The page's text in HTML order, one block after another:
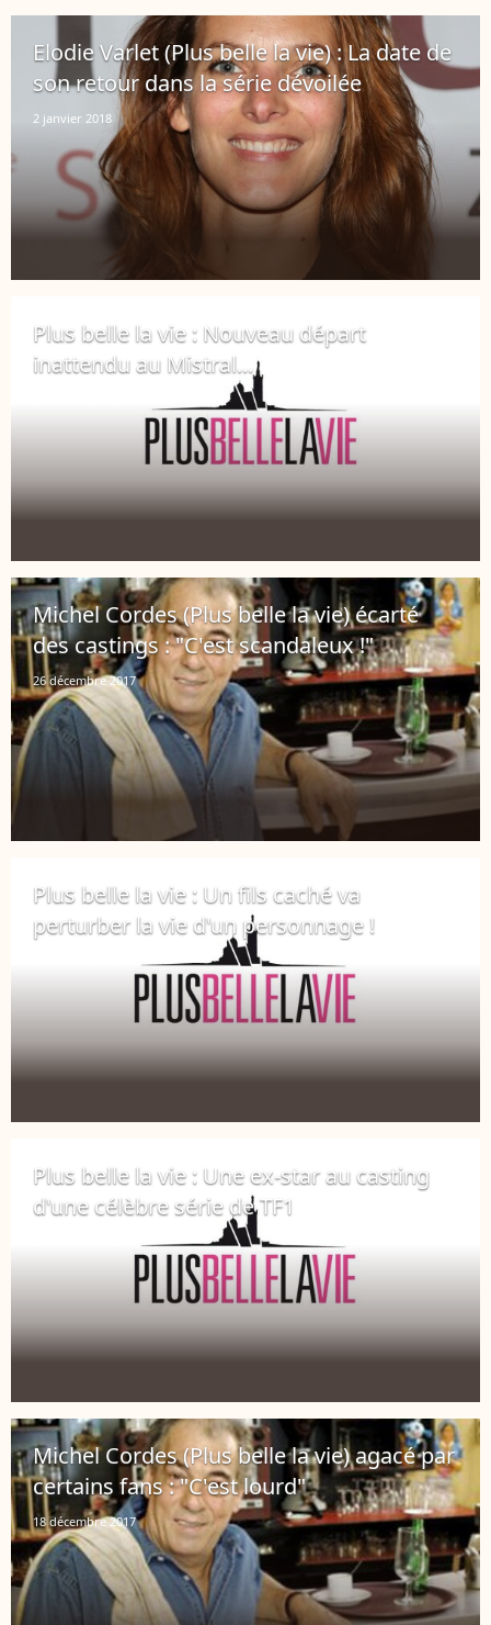
Elodie Varlet (Plus belle la vie) : La date de
son retour dans la série dévoilée
2 janvier 2018
Plus belle la vie : Nouveau départ
inattendu au Mistral...
Michel Cordes (Plus belle la vie) écarté
des castings : "C'est scandaleux !"
26 décembre 2017
Plus belle la vie : Un fils caché va
perturber la vie d'un personnage !
Plus belle la vie : Une ex-star au casting
d'une célèbre série de TF1
Michel Cordes (Plus belle la vie) agacé par
certains fans : "C'est lourd"
18 décembre 2017